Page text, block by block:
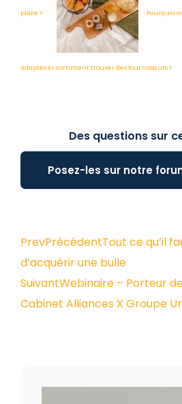
place ? Pourquoi
adaptés et comment trouver des fournisseurs ?
Des questions sur
Posez-les sur notre
PrevPrécédentTout ce qu’il
d’acquérir une bulle
SuivantWebinaire – Porteur
Cabinet Alliances X Groupe